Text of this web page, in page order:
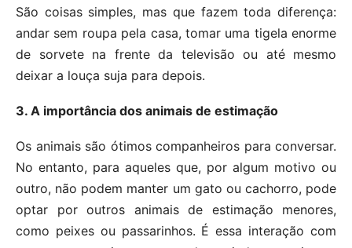
São coisas simples, mas que fazem toda diferença:
andar sem roupa pela casa, tomar uma tigela enorme
de sorvete na frente da televisão ou até mesmo
deixar a louça suja para depois.
3. A importância dos animais de estimação
Os animais são ótimos companheiros para conversar.
No entanto, para aqueles que, por algum motivo ou
outro, não podem manter um gato ou cachorro, pode
optar por outros animais de estimação menores,
como peixes ou passarinhos. É essa interação com